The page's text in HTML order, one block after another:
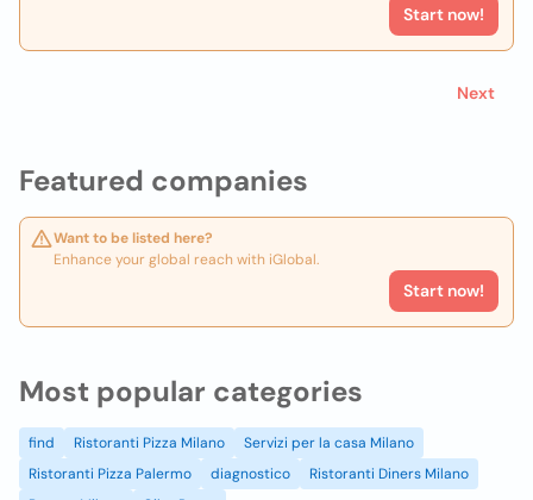
Featured companies
Want to be listed here?
Enhance your global reach with iGlobal.
Start now!
Start now!
Next
Most popular categories
find Ristoranti Pizza Milano
Servizi per la casa Milano
Ristoranti Pizza Palermo
diagnostico
Ristoranti Diners Milano